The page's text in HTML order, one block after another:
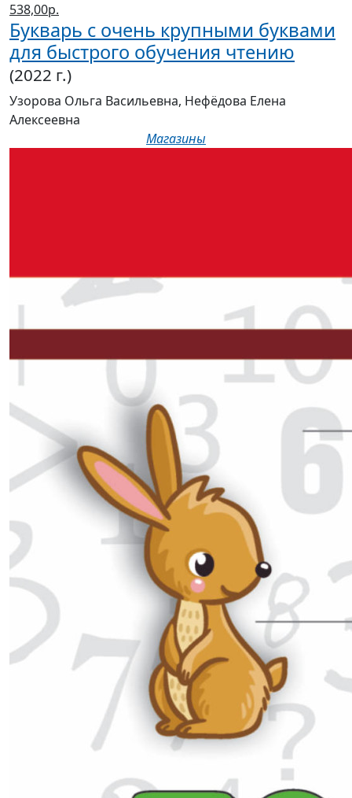
538,00р.
Букварь с очень крупными буквами
для быстрого обучения чтению
(2022 г.)
Узорова Ольга Васильевна, Нефёдова Елена
Алексеевна
Магазины